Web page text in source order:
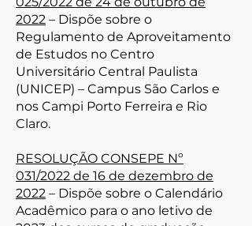
2022 – Dispõe sobre o
Regulamento de Aproveitamento
de Estudos no Centro
Universitário Central Paulista
(UNICEP) – Campus São Carlos e
nos Campi Porto Ferreira e Rio
Claro.
RESOLUÇÃO CONSEPE Nº
031/2022 de 16 de dezembro de
2022 – Dispõe sobre o Calendário
Acadêmico para o ano letivo de